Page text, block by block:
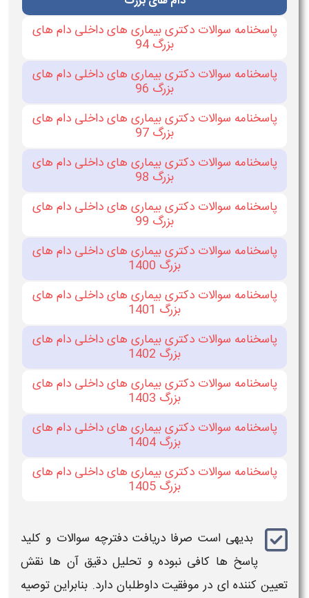
پاسخنامه سوالات دکتری بیماری های داخلی دام های
بزرگ 94
پاسخنامه سوالات دکتری بیماری های داخلی دام های
بزرگ 96
پاسخنامه سوالات دکتری بیماری های داخلی دام های
بزرگ 97
پاسخنامه سوالات دکتری بیماری های داخلی دام های
بزرگ 98
پاسخنامه سوالات دکتری بیماری های داخلی دام های
بزرگ 99
پاسخنامه سوالات دکتری بیماری های داخلی دام های
بزرگ 1400
پاسخنامه سوالات دکتری بیماری های داخلی دام های
بزرگ 1401
پاسخنامه سوالات دکتری بیماری های داخلی دام های
بزرگ 1402
پاسخنامه سوالات دکتری بیماری های داخلی دام های
بزرگ 1403
پاسخنامه سوالات دکتری بیماری های داخلی دام های
بزرگ 1404
پاسخنامه سوالات دکتری بیماری های داخلی دام های
بزرگ 1405
بدیهی است صرفا دریافت دفترچه سوالات و کلید
پاسخ‌ ها کافی نبوده و تحلیل دقیق آن‌ ها نقش
تعیین‌ کننده‌ ای در موفقیت داوطلبان دارد. بنابراین توصیه